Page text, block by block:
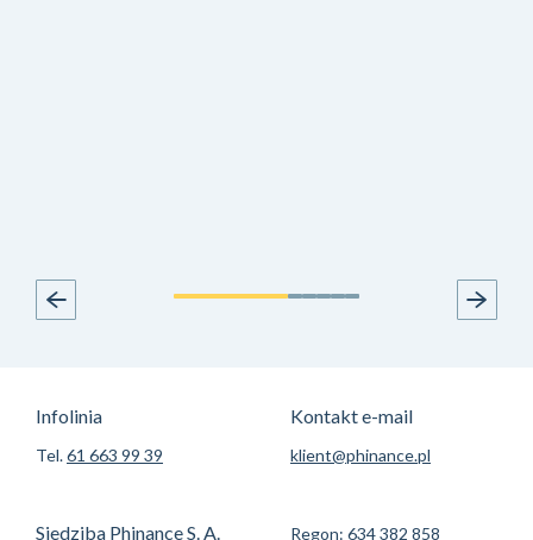
Infolinia
Tel.61 663 99 39
Kontakt e-mail
klient@phinance.pl
Siedziba Phinance S. A. Regon: 634 382 858